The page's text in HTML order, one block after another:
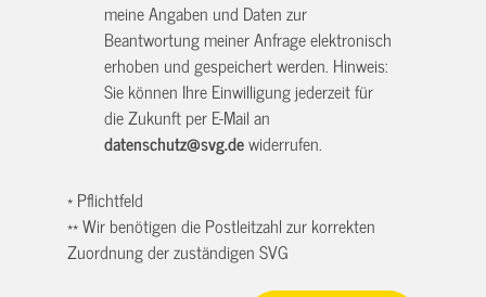
meine Angaben und Daten zur
Beantwortung meiner Anfrage elektronisch
erhoben und gespeichert werden. Hinweis:
Sie können Ihre Einwilligung jederzeit für
die Zukunft per E-Mail an
datenschutz@svg.dewiderrufen.
* Pflichtfeld
** Wir benötigen die Postleitzahl zur korrekten
Zuordnung der zuständigen SVG